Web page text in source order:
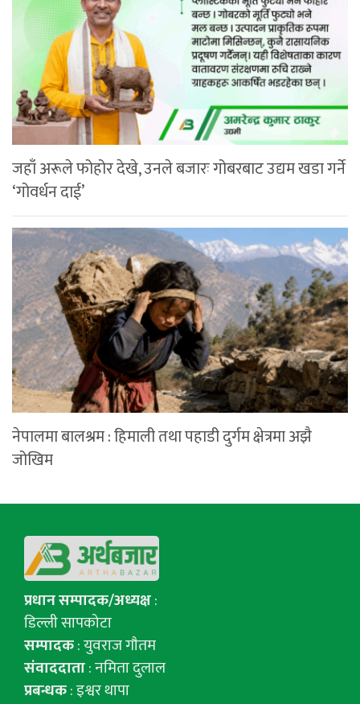
जहाँ अरूले फोहोर देखे, उनले बजारः गोबरबाट उद्यम खडा गर्ने
‘गोवर्धन दाई’
नेपालमा बालश्रम : हिमाली तथा पहाडी दुर्गम क्षेत्रमा अझै
जोखिम
प्रधान सम्पादक/अध्यक्ष:
डिल्ली सापकोटा
सम्पादक: युवराज गाैतम
संवाददाता: नमिता दुलाल
प्रबन्धक: इश्वर थापा